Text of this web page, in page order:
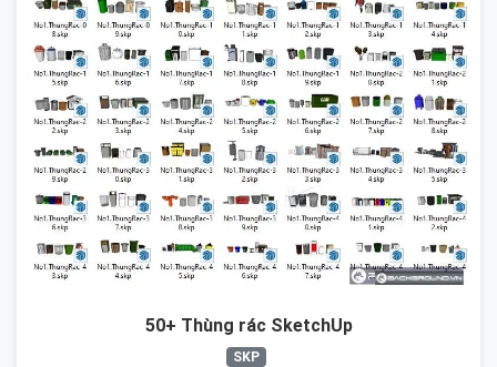
50+ Thùng rác SketchUp
SKP